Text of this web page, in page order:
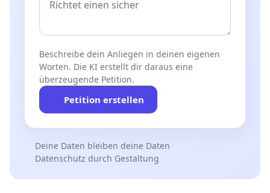
Beschreibe dein Anliegen in deinen eigenen
Worten. Die KI erstellt dir daraus eine
überzeugende Petition.
Petition erstellen
Deine Daten bleiben deine Daten
Datenschutz durch Gestaltung